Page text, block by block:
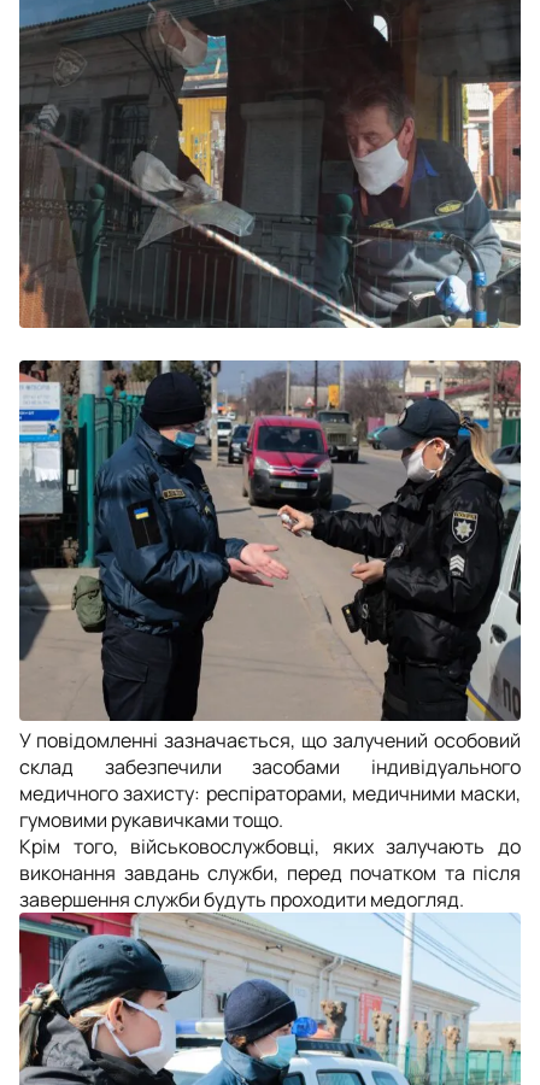
У повідомленні зазначається, що залучений особовий
склад забезпечили засобами індивідуального
медичного захисту: респіраторами, медичними маски,
гумовими рукавичками тощо.
Крім того, військовослужбовці, яких залучають до
виконання завдань служби, перед початком та після
завершення служби будуть проходити медогляд.